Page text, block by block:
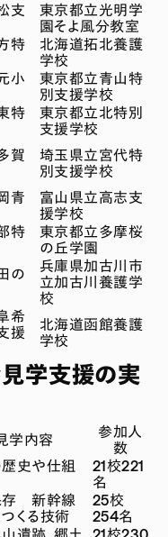
支
東京都立光明学
園そよ風分教室
特
北海道拓北養護
学校
小
東京都立青山特
別支援学校
特
東京都立北特別
支援学校
賀
埼玉県立宮代特
別支援学校
青
富山県立高志支
援学校
特
東京都立多摩桜
の丘学園
の
兵庫県加古川市
立加古川養護学
校
希
援
北海道函館養護
学校
学支援の実
学内容
参加人
数
史や仕組
21校221
名
存 新幹線
くる技術
25校
254名